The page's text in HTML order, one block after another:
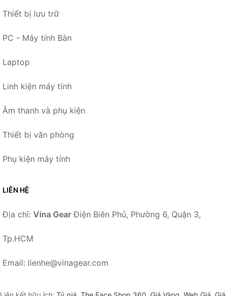
Thiết bị lưu trữ
PC - Máy tính Bàn
Laptop
Linh kiện máy tính
Âm thanh và phụ kiện
Thiết bị văn phòng
Phụ kiện máy tính
LIÊN HỆ
Địa chỉ: Vina Gear Điện Biên Phủ, Phường 6, Quận 3,
Tp.HCM
Email: lienhe@vinagear.com